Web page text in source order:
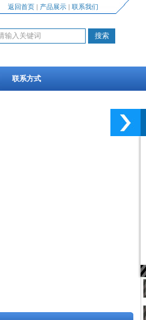
返回首页| 产品展示| 联系我们
联系方式